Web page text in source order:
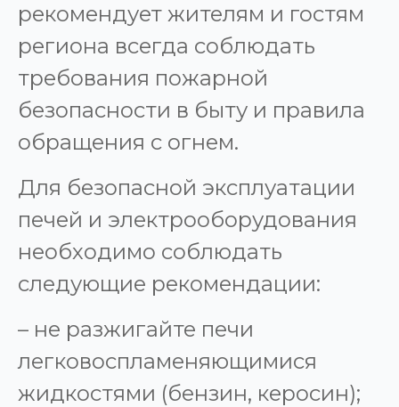
рекомендует жителям и гостям
региона всегда соблюдать
требования пожарной
безопасности в быту и правила
обращения с огнем.
Для безопасной эксплуатации
печей и электрооборудования
необходимо соблюдать
следующие рекомендации:
– не разжигайте печи
легковоспламеняющимися
жидкостями (бензин, керосин);